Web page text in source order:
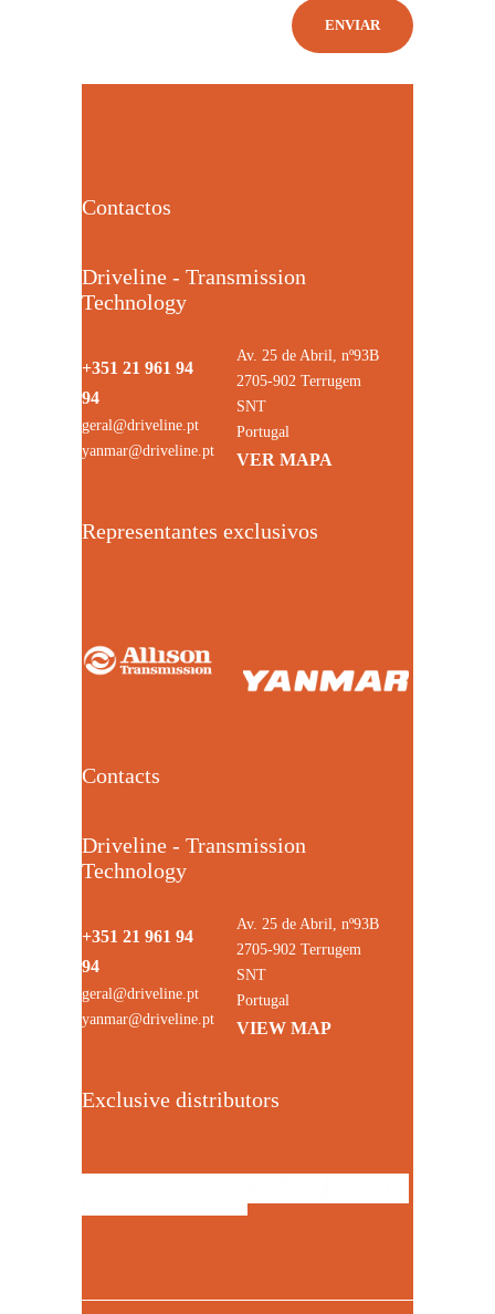
Contactos
Driveline - Transmission
Technology
+351 21 961 94
94
geral@driveline.pt
yanmar@driveline.pt
Av. 25 de Abril, nº93B
2705-902 Terrugem
SNT
Portugal
VER MAPA
Representantes exclusivos
Contacts
Driveline - Transmission
Technology
+351 21 961 94
94
geral@driveline.pt
yanmar@driveline.pt
Av. 25 de Abril, nº93B
2705-902 Terrugem
SNT
Portugal
VIEW MAP
Exclusive distributors